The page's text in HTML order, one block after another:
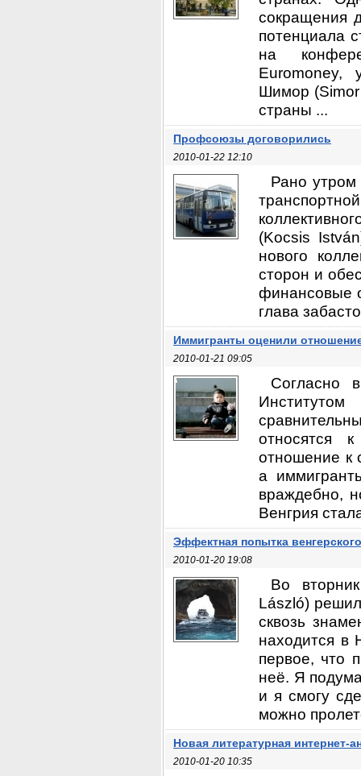
сокращения
потенциала
на
Euromoney,
Шимор (Simor
страны ...
Профсоюзы договорились
2010-01-22 12:10
Рано утром
(Kocsis
нового
сторон и
финансовые
глава
Иммигранты оценили
2010-01-21 09:05
Согласно
относятся
отношение к
а
враждебно,
Венгрия
Эффектная попытка
2010-01-20 19:08
Во
László)
сквозь
находится в
первое, что
неё. Я
и я смогу
можно
Новая литературная интернет-
2010-01-20 10:35